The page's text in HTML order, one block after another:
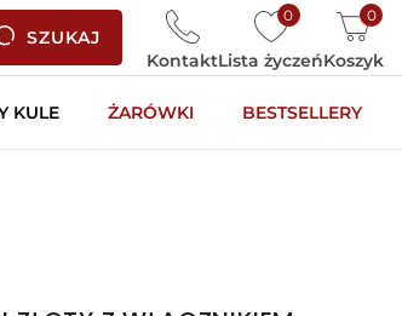
SZUKAJ
0
Lista życzeń
0
Koszyk
Kontakt
KULE ŻARÓWKI BESTSELLERY